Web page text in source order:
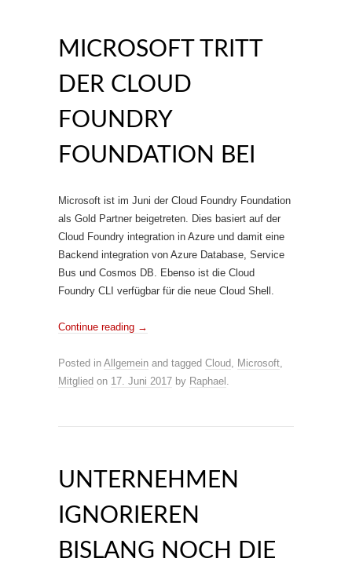
MICROSOFT TRITT
DER CLOUD
FOUNDRY
FOUNDATION BEI
Microsoft ist im Juni der Cloud Foundry Foundation
als Gold Partner beigetreten. Dies basiert auf der
Cloud Foundry integration in Azure und damit eine
Backend integration von Azure Database, Service
Bus und Cosmos DB. Ebenso ist die Cloud
Foundry CLI verfügbar für die neue Cloud Shell.
Continue reading →
Posted in Allgemein and tagged Cloud, Microsoft,
Mitglied on 17. Juni 2017 by Raphael .
UNTERNEHMEN
IGNORIEREN
BISLANG NOCH DIE